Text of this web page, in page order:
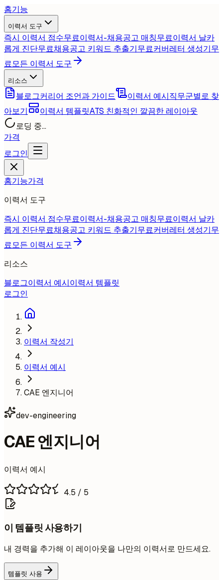
홈기능
이력서 도구
즉시 이력서 점수무료이력서-채용공고 매칭무료이력서 날카
롭게 진단무료채용공고 키워드 추출기무료커버레터 생성기무
료모든 이력서 도구
리소스
블로그커리어 조언과 가이드 이력서 예시직무군별로 찾
아보기
이력서 템플릿ATS 친화적인 깔끔한 레이아웃
로딩 중...
가격
로그인
홈기능가격
이력서 도구
즉시 이력서 점수무료이력서-채용공고 매칭무료이력서 날카
롭게 진단무료채용공고 키워드 추출기무료커버레터 생성기무
료모든 이력서 도구
리소스
블로그이력서 예시이력서 템플릿
로그인
이력서 작성기
이력서 예시
CAE 엔지니어
dev-engineering
CAE 엔지니어
이력서 예시
4.5 / 5
이 템플릿 사용하기
내 경력을 추가해 이 레이아웃을 나만의 이력서로 만드세요.
템플릿 사용